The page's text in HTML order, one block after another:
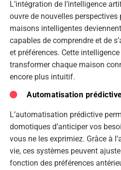
L’intégration de l’intelligence
ouvre de nouvelles
maisons intelligentes
capables de comprendre et de
et préférences. Cette
transformer chaque maison
encore plus intuitif.
Automatisation
L’automatisation prédictive
domotiques d’anticiper vos
vous ne les exprimiez. Grâce à
vie, ces systèmes peuvent
fonction des préférences